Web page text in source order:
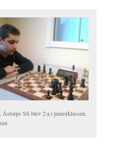
Åstorps SS blev 2:a i juniorklassen.